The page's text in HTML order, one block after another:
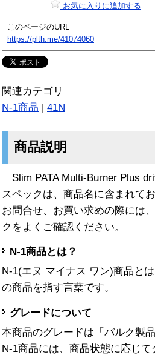
お気に入りに追加する
このページのURL
https://plth.me/41074060
関連カテゴリ
N-1商品 | 41N
商品説明
「Slim PATA Multi-Burner Plus
スペックは、商品名に含まれて
お問合せ、お買い求めの際には
クをよくご確認ください。
N-1商品とは？
N-1(エヌ マイナス ワン)商品と
の商品を指す言葉です。
グレードについて
本商品のグレードは「バルク製
N-1商品には、商品状態に応じ